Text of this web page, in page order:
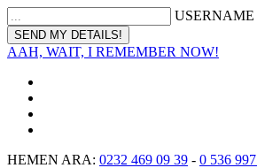
AAH, WAIT, I REMEMBER NOW!
HEMEN ARA: 0232 469 09 39 - 0 536